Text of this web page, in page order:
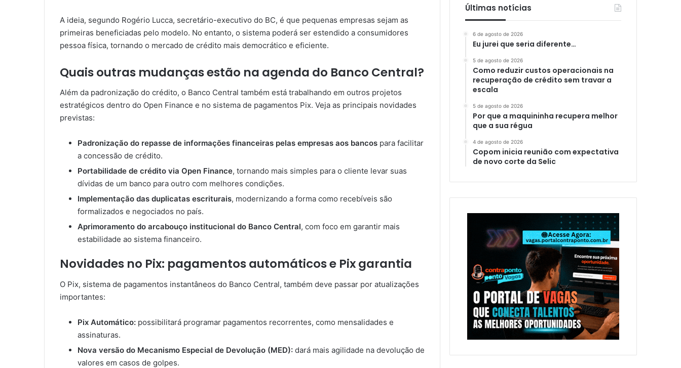
A ideia, segundo Rogério Lucca, secretário-executivo do BC, é que pequenas empresas sejam as
primeiras beneficiadas pelo modelo. No entanto, o sistema poderá ser estendido a consumidores
pessoa física, tornando o mercado de crédito mais democrático e eficiente.
Quais outras mudanças estão na agenda do Banco Central?
Além da padronização do crédito, o Banco Central também está trabalhando em outros projetos
estratégicos dentro do Open Finance e no sistema de pagamentos Pix. Veja as principais novidades
previstas:
Padronização do repasse de informações financeiras pelas empresas aos bancos para facilitar
a concessão de crédito.
Portabilidade de crédito via Open Finance, tornando mais simples para o cliente levar suas
dívidas de um banco para outro com melhores condições.
Implementação das duplicatas escriturais, modernizando a forma como recebíveis são
formalizados e negociados no país.
Aprimoramento do arcabouço institucional do Banco Central, com foco em garantir mais
estabilidade ao sistema financeiro.
Novidades no Pix: pagamentos automáticos e Pix garantia
O Pix, sistema de pagamentos instantâneos do Banco Central, também deve passar por atualizações
importantes:
Pix Automático: possibilitará programar pagamentos recorrentes, como mensalidades e
assinaturas.
Nova versão do Mecanismo Especial de Devolução (MED): dará mais agilidade na devolução de
valores em casos de golpes.
Últimas notícias
6 de agosto de 2026
Eu jurei que seria diferente…
5 de agosto de 2026
Como reduzir custos operacionais na
recuperação de crédito sem travar a
escala
5 de agosto de 2026
Por que a maquininha recupera melhor
que a sua régua
4 de agosto de 2026
Copom inicia reunião com expectativa
de novo corte da Selic